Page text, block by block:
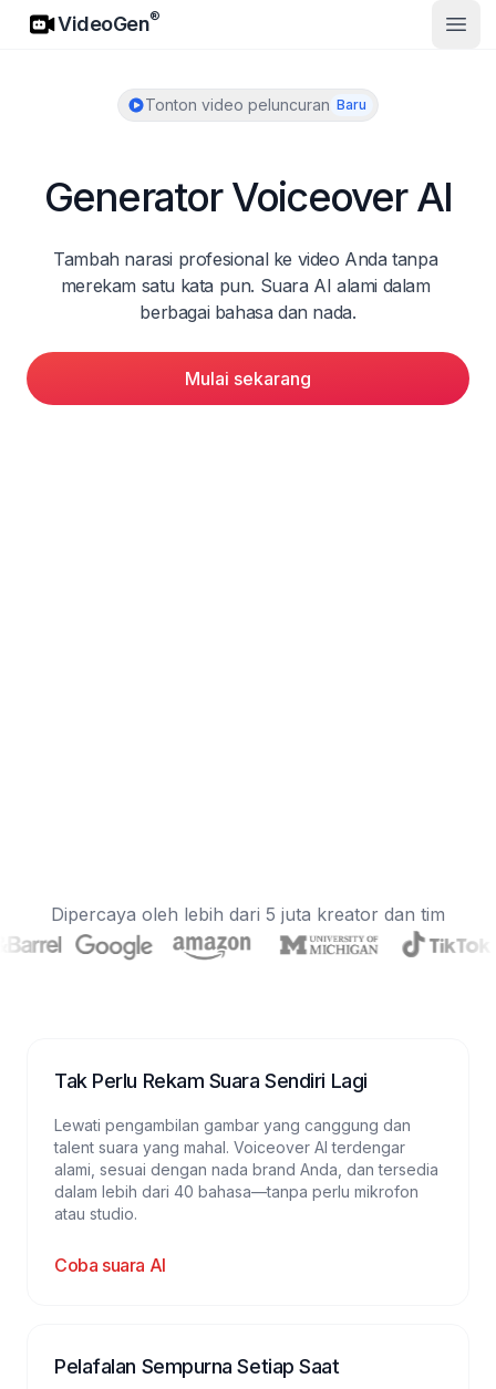
VideoGen
VideoGen®
Buka
Tonton video peluncuran Baru
Generator Voiceover AI
Tambah narasi profesional ke video Anda tanpa
merekam satu kata pun. Suara AI alami dalam
berbagai bahasa dan nada.
Mulai sekarang
Dipercaya oleh lebih dari 5 juta kreator dan tim
Tak Perlu Rekam Suara Sendiri Lagi
Lewati pengambilan gambar yang canggung dan
talent suara yang mahal. Voiceover AI terdengar
alami, sesuai dengan nada brand Anda, dan tersedia
dalam lebih dari 40 bahasa—tanpa perlu mikrofon
atau studio.
Coba suara AI
Pelafalan Sempurna Setiap Saat